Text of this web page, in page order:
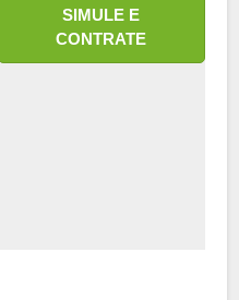
SIMULE E
CONTRATE